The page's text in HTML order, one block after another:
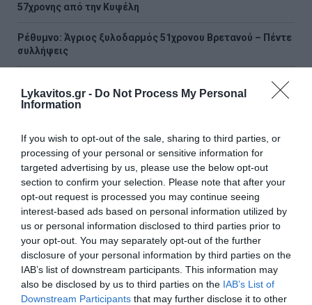
Lykavitos.gr - Do Not Process My Personal
Information
If you wish to opt-out of the sale, sharing to third parties, or
processing of your personal or sensitive information for
targeted advertising by us, please use the below opt-out
section to confirm your selection. Please note that after your
opt-out request is processed you may continue seeing
interest-based ads based on personal information utilized by
us or personal information disclosed to third parties prior to
your opt-out. You may separately opt-out of the further
disclosure of your personal information by third parties on the
IAB’s list of downstream participants. This information may
also be disclosed by us to third parties on the IAB’s List of
Downstream Participants that may further disclose it to other
57χρονης από την Κυψέλη
Ρέθυμνο: Άγριος ξυλοδαρμός 51χρονου Βρετανού – Πέντε
συλλήψεις
Συρία: Πώς ένα ξεχασμένο σημειωματάριο οδήγησε στα
ίχνη αρχικατασκόπου του Άσαντ
ΟΛΕΣ ΟΙ ΕΙΔΗΣΕΙΣ →
διαβάστε ακόμη